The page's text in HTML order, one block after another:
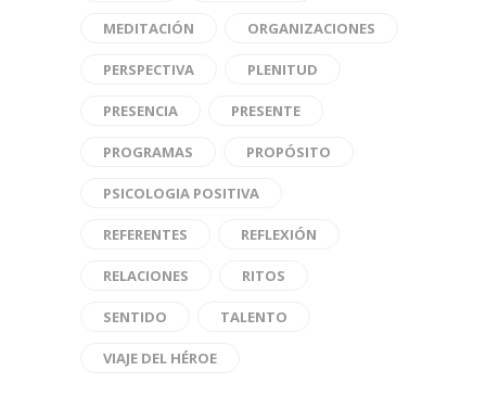
MEDITACIÓN ORGANIZACIONES
PERSPECTIVA PLENITUD
PRESENCIA PRESENTE
PROGRAMAS PROPÓSITO
PSICOLOGIA POSITIVA
REFERENTES REFLEXIÓN
RELACIONES RITOS
SENTIDO TALENTO
VIAJE DEL HÉROE